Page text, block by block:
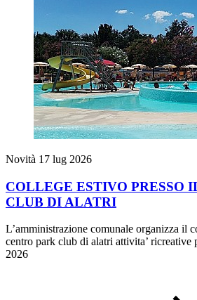
Novità 17 lug 2026
COLLEGE ESTIVO PRESSO
CLUB DI ALATRI
L’amministrazione comunale organizza il
centro park club di alatri attivita’ ricreative
2026